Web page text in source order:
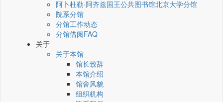
阿卜杜勒·阿齐兹国王公共图书馆北京大学分馆
院系分馆
分馆工作动态
分馆借阅FAQ
关于
关于本馆
馆长致辞
本馆介绍
馆舍风貌
组织机构